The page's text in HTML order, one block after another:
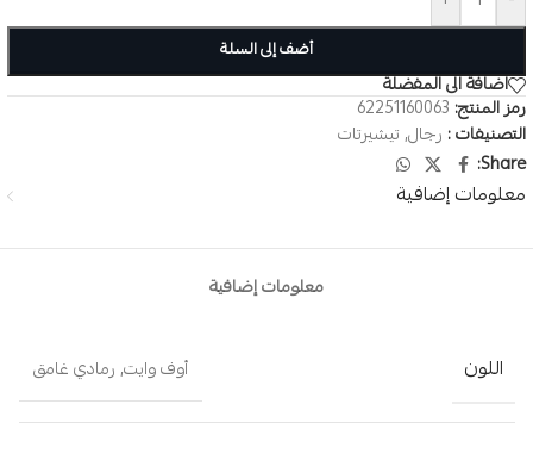
أضف إلى السلة
اضافة الى المفضلة
رمز المنتج: 62251160063
التصنيفات : رجال, تيشيرتات
Share:
معلومات إضافية
معلومات إضافية
اللون أوف وايت, رمادي غامق